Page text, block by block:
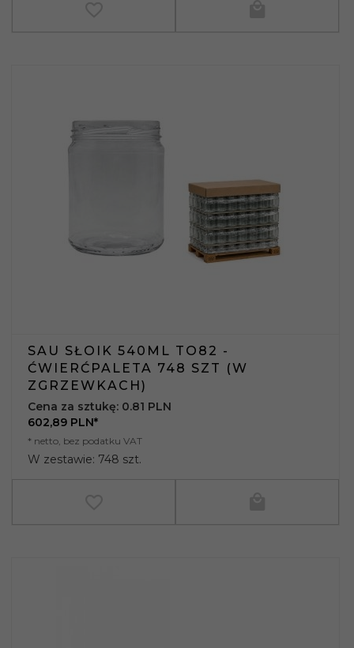
SAU SŁOIK 540ML TO82 -
ĆWIERĆPALETA 748 SZT (W
ZGRZEWKACH)
602,89 PLN*
* netto, bez podatku VAT
W zestawie: 748 szt.
Cena za sztukę: 0.81 PLN